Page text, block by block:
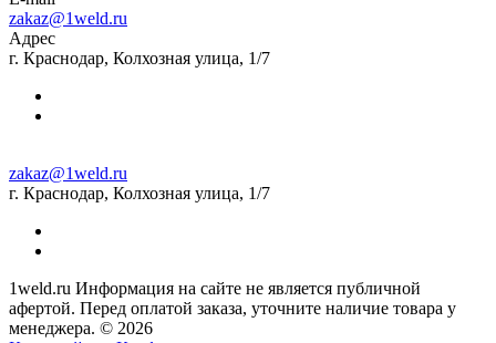
zakaz@1weld.ru
Адрес
г. Краснодар, Колхозная улица, 1/7
zakaz@1weld.ru
г. Краснодар, Колхозная улица, 1/7
1weld.ru Информация на сайте не является публичной
афертой. Перед оплатой заказа, уточните наличие товара у
менеджера. © 2026